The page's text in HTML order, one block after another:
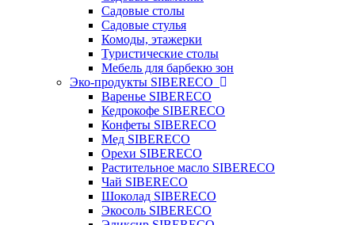
Садовые столы
Садовые стулья
Комоды, этажерки
Туристические столы
Мебель для барбекю зон
Эко-продукты SIBERECO
Варенье SIBERECO
Кедрокофе SIBERECO
Конфеты SIBERECO
Мед SIBERECO
Орехи SIBERECO
Растительное масло SIBERECO
Чай SIBERECO
Шоколад SIBERECO
Экосоль SIBERECO